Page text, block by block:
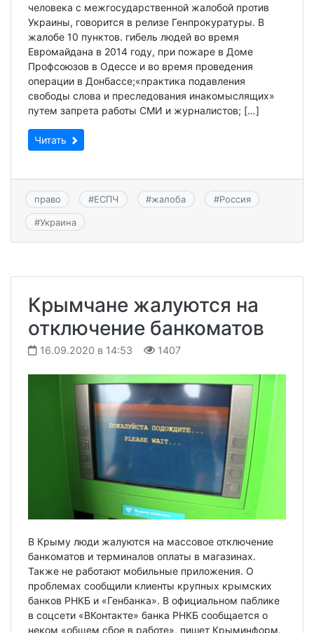
человека с межгосударственной жалобой против
Украины, говорится в релизе Генпрокуратуры. В
жалобе 10 пунктов. гибель людей во время
Евромайдана в 2014 году, при пожаре в Доме
Профсоюзов в Одессе и во время проведения
операции в Донбассе;«практика подавления
свободы слова и преследования инакомыслящих»
путем запрета работы СМИ и журналистов; […]
Читать
право #ЕСПЧ #жалоба #Россия
#Украина
Крымчане жалуются на
отключение банкоматов
16.09.2020 в 14:53 1407
В Крыму люди жалуются на массовое отключение
банкоматов и терминалов оплаты в магазинах.
Также не работают мобильные приложения. О
проблемах сообщили клиенты крупных крымских
банков РНКБ и «Генбанка». В официальном паблике
в соцсети «ВКонтакте» банка РНКБ сообщается о
неком «общем сбое в работе», пишет Крыминформ.